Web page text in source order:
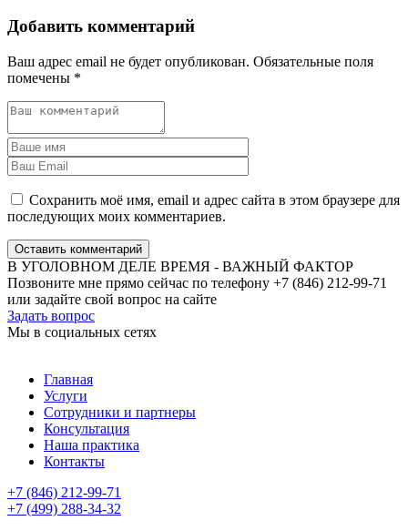
Добавить комментарий
Ваш адрес email не будет опубликован. Обязательные поля
помечены *
Сохранить моё имя, email и адрес сайта в этом браузере для
последующих моих комментариев.
Оставить комментарий
В УГОЛОВНОМ ДЕЛЕ ВРЕМЯ - ВАЖНЫЙ ФАКТОР
Позвоните мне прямо сейчас по телефону +7 (846) 212-99-71
или задайте свой вопрос на сайте
Задать вопрос
Мы в социальных сетях
Главная
Услуги
Сотрудники и партнеры
Консультация
Наша практика
Контакты
+7 (846) 212-99-71
+7 (499) 288-34-32